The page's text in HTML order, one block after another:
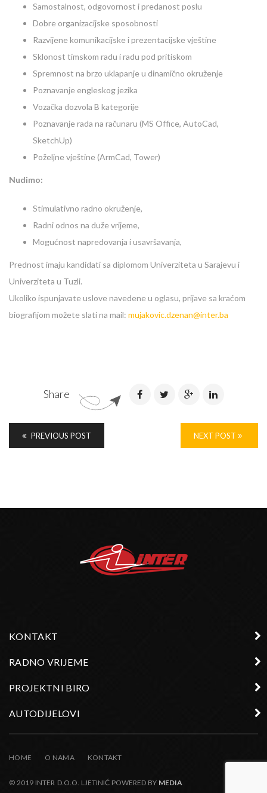
Samostalnost, odgovornost i predanost poslu
Dobre organizacijske sposobnosti
Razvijene komunikacijske i prezentacijske vještine
Sklonost timskom radu i radu pod pritiskom
Spremnost na brzo uklapanje u dinamično okruženje
Poznavanje engleskog jezika
Vozačka dozvola B kategorije
Poznavanje rada na računaru (MS Office, AutoCad,
SketchUp)
Poželjne vještine (ArmCad, Tower)
Nudimo:
Stimulativno radno okruženje,
Radni odnos na duže vrijeme,
Mogućnost napredovanja i usavršavanja,
Prednost imaju kandidati sa diplomom Univerziteta u Sarajevu i
Univerziteta u Tuzli.
Ukoliko ispunjavate uslove navedene u oglasu, prijave sa kraćom
biografijom možete slati na mail: mujakovic.dzenan@inter.ba
Share
PREVIOUS POST NEXT POST
KONTAKT
RADNO VRIJEME
PROJEKTNI BIRO
AUTODIJELOVI
HOME O NAMA KONTAKT
© 2019 INTER D.O.O. LJETINIĆ POWERED BY MEDIA